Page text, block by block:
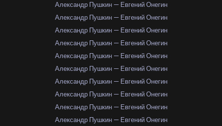
Александр Пушкин — Евгений Онегин
Александр Пушкин — Евгений Онегин
Александр Пушкин — Евгений Онегин
Александр Пушкин — Евгений Онегин
Александр Пушкин — Евгений Онегин
Александр Пушкин — Евгений Онегин
Александр Пушкин — Евгений Онегин
Александр Пушкин — Евгений Онегин
Александр Пушкин — Евгений Онегин
Александр Пушкин — Евгений Онегин